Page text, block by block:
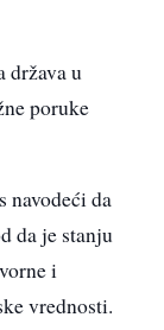
država u
poruke
navodeći da
da je stanju
i
vrednosti.